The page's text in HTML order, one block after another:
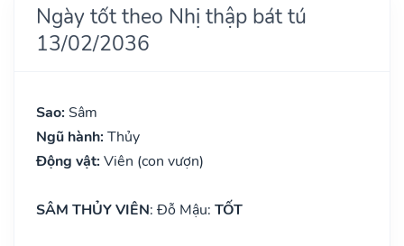
Ngày tốt theo Nhị thập bát tú
13/02/2036
Sao: Sâm
Ngũ hành: Thủy
Động vật: Viên (con vượn)
SÂM THỦY VIÊN: Đỗ Mậu: TỐT